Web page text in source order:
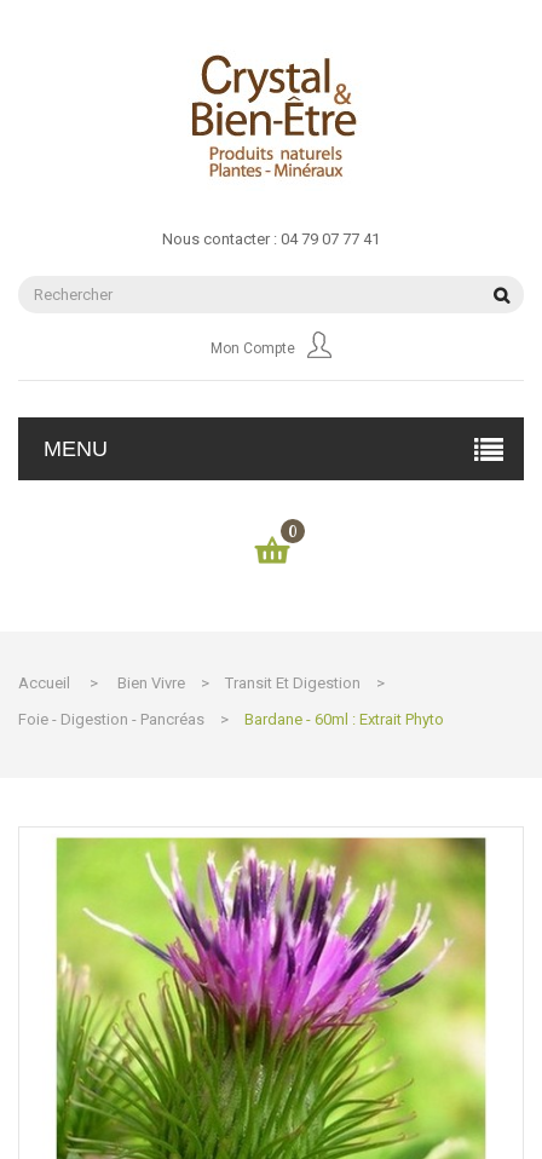
Nous contacter : 04 79 07 77 41
Mon Compte
MENU
0
Accueil > Bien Vivre > Transit Et Digestion
>
Foie - Digestion - Pancréas
> Bardane - 60ml : Extrait Phyto